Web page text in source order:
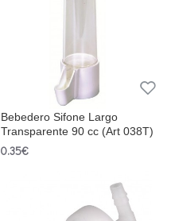
Bebedero Sifone Largo
Transparente 90 cc (Art 038T)
0.35€